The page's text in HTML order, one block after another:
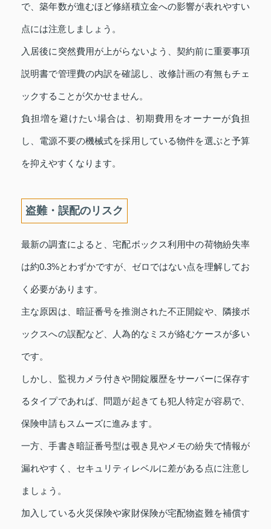
で、築年数が進むほど修繕積立金への影響が表れやすい
点には注意しましょう。
入居後に突然費用が上がらないよう、契約前に重要事項
説明書で管理費の内訳を確認し、改修計画の有無もチェ
ックすることが欠かせません。
負担増を避けたい場合は、初期費用をオーナーが負担
し、電源不要の機械式を採用している物件を選ぶと予算
を抑えやすくなります。
盗難・誤配のリスク
最新の調査によると、宅配ボックス利用中の荷物紛失率
は約0.3%とわずかですが、ゼロではない点を理解してお
く必要があります。
主な原因は、暗証番号を推測された不正開錠や、隣接ボ
ックスへの誤配など、人為的なミスが絡むケースが多い
です。
しかし、監視カメラ付きや開錠履歴をサーバーに保存す
るタイプであれば、問題が起きても犯人特定が容易で、
保険申請もスムーズに進みます。
一方、手書き暗証番号型は覗き見やメモの紛失で情報が
漏れやすく、セキュリティレベルに差がある点に注意し
ましょう。
加入している火災保険や家財保険が宅配物盗難を補償す